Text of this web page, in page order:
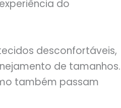
do
desconfortáveis,
de tamanhos.
também passam